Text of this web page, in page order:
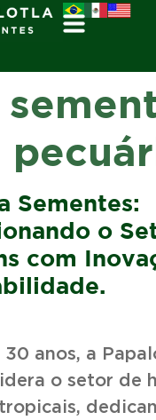
Sementes:
o
com
30 anos, a
o setor de